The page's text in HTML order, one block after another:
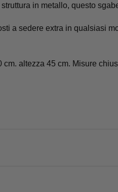
in metallo, questo
a sedere extra in qualsiasi
cm. altezza 45 cm. Misure